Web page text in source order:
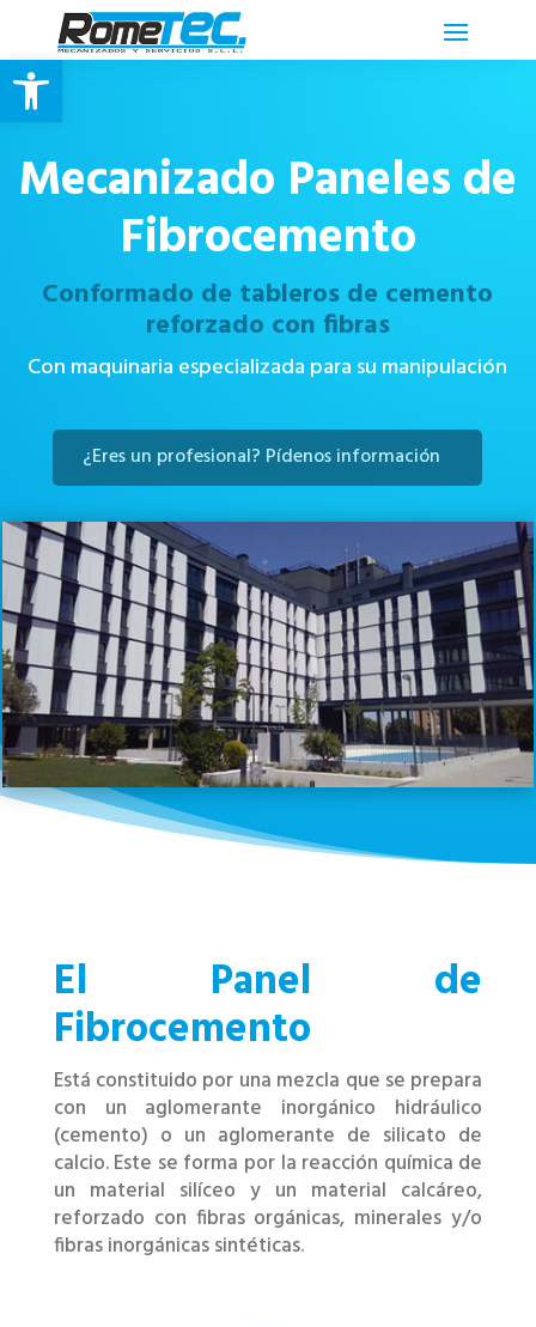
Abrir barra de herramientas
Mecanizado Paneles de
Fibrocemento
Conformado de tableros de cemento
reforzado con fibras
Con maquinaria especializada para su manipulación
¿Eres un profesional? Pídenos información
El Panel de
Fibrocemento
Está constituido por una mezcla que se prepara
con un aglomerante inorgánico hidráulico
(cemento) o un aglomerante de silicato de
calcio. Este se forma por la reacción química de
un material silíceo y un material calcáreo,
reforzado con fibras orgánicas, minerales y/o
fibras inorgánicas sintéticas.